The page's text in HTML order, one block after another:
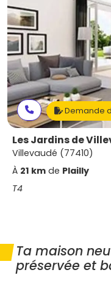
Demande
Les Jardins de
Villevaudé (77410)
À 21 km de Plailly
T4
Ta maison
préservée et